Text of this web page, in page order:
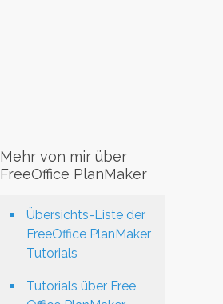
Mehr von mir über
FreeOffice PlanMaker
Übersichts-Liste der
FreeOffice PlanMaker
Tutorials
Tutorials über Free